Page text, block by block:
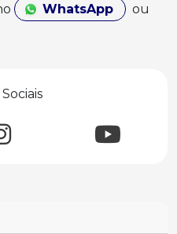
WhatsApp
ou